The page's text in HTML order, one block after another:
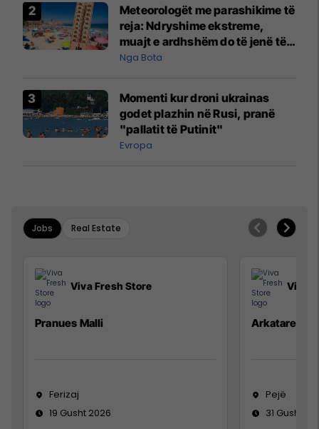
Meteorologët me parashikime të
reja: Ndryshime ekstreme,
muajt e ardhshëm do të jenë të
pazakontë
Nga Bota
Momenti kur droni ukrainas
godet plazhin në Rusi, pranë
"pallatit të Putinit"
Evropa
Jobs Real Estate
Viva Fresh Store
Pranues Malli
Ferizaj
19 Gusht 2026
Viva
Arkatare
Pejë
31 Gusht